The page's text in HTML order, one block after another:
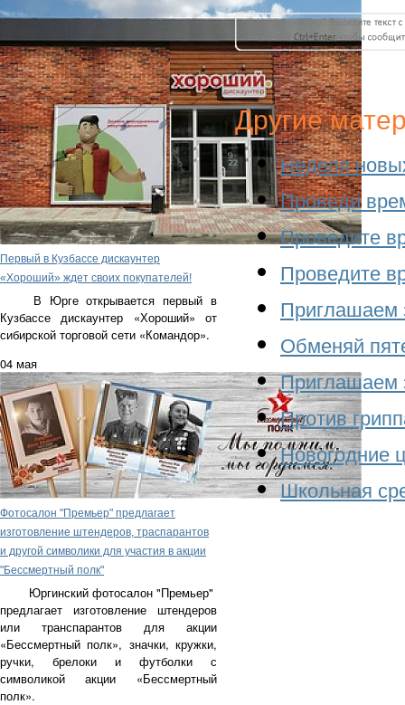
Первый в Кузбассе дискаунтер
«Хороший» ждет своих покупателей!
В Юрге открывается первый в
Кузбассе дискаунтер «Хороший» от
сибирской торговой сети «Командор».
04 мая
Фотосалон "Премьер" предлагает
изготовление штендеров, траспарантов
и другой символики для участия в акции
"Бессмертный полк"
Юргинский фотосалон "Премьер"
предлагает изготовление штендеров
или транспарантов для акции
«Бессмертный полк», значки, кружки,
ручки, брелоки и футболки с
символикой акции «Бессмертный
полк».
Другие
Неделя
Проведи
Проведите
Проведите
Приглашаем
Обменяй
Приглашаем
Против
Новогодние
Школьная